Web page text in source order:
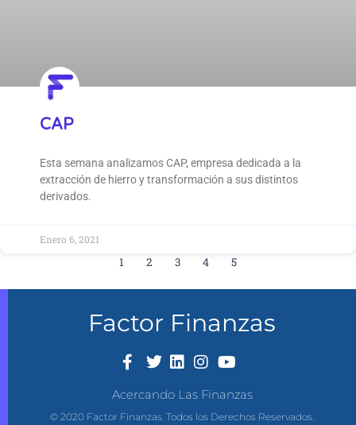
CAP
Esta semana analizamos CAP, empresa dedicada a la
extracción de hierro y transformación a sus distintos
derivados.
Enero 6, 2021
1 2 3 4 5
Factor Finanzas
Acercando Las Finanzas
© 2020 Factor Finanzas. Todos los Derechos Reservados.